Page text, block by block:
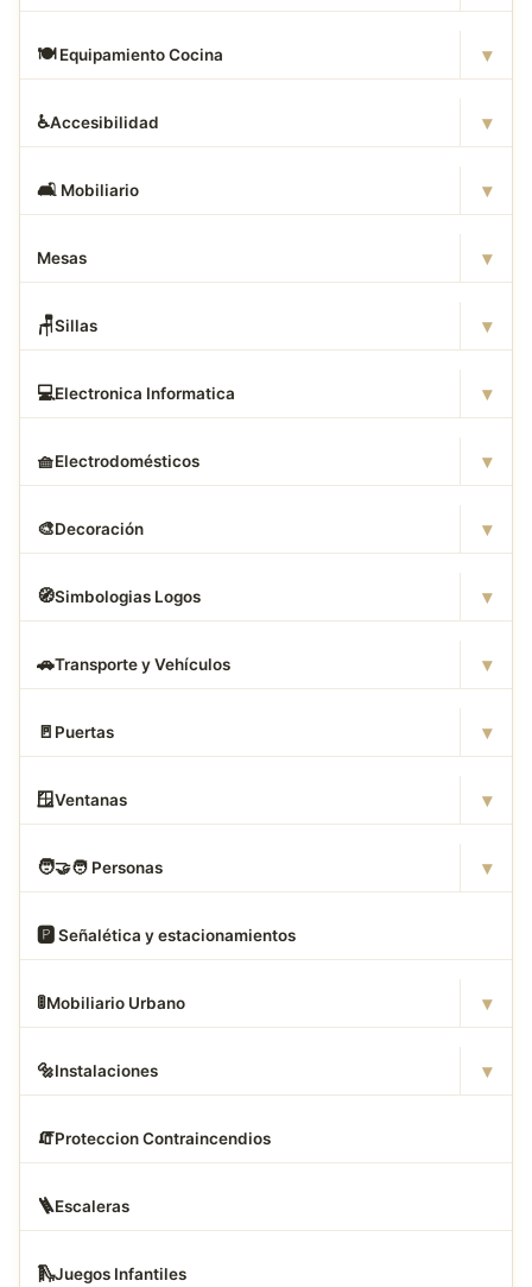
🍽️ Equipamiento Cocina ▾
♿Accesibilidad ▾
🛋 ️ Mobiliario ▾
Mesas ▾
🪑Sillas ▾
💻Electronica Informatica ▾
🧺Electrodomésticos ▾
🎨Decoración ▾
🧭Simbologias Logos ▾
🚗Transporte y Vehículos ▾
🚪 Puertas ▾
🪟Ventanas ▾
🧑‍🤝‍🧑 Personas ▾
🅿️ Señalética y estacionamientos
🚦Mobiliario Urbano ▾
🔩Instalaciones ▾
🧯Proteccion Contraincendios
🪜Escaleras
🛝Juegos Infantiles